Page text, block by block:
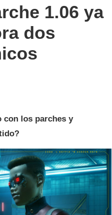
1.06 ya
dos
con los parches y